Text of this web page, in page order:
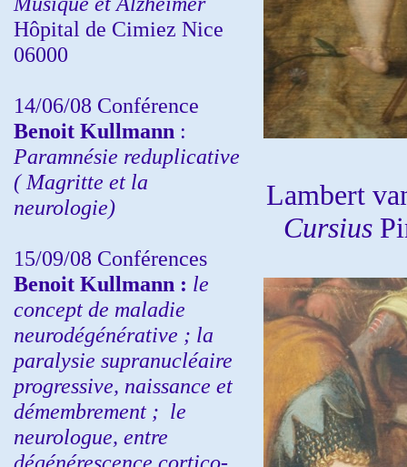
Hôpital de Cimiez Nice
06000
14/06/08 Conférence
Benoit Kullmann :
Paramnésie reduplicative
( Magritte et la
neurologie)
15/09/08 Conférences
Benoit Kullmann : le
concept de maladie
neurodégénérative ; la
paralysie supranucléaire
progressive, naissance et
démembrement ; le
neurologue, entre
dégénérescence cortico-
Lambert
Cursius